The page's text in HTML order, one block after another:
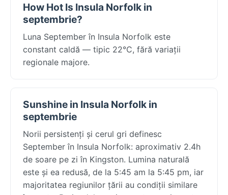
How Hot Is Insula Norfolk in
septembrie?
Luna September în Insula Norfolk este
constant caldă — tipic 22°C, fără variații
regionale majore.
Sunshine in Insula Norfolk in
septembrie
Norii persistenți și cerul gri definesc
September în Insula Norfolk: aproximativ 2.4h
de soare pe zi în Kingston. Lumina naturală
este și ea redusă, de la 5:45 am la 5:45 pm, iar
majoritatea regiunilor țării au condiții similare